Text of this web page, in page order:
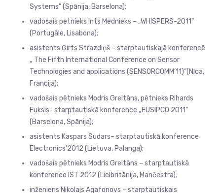
Systems” (Spānija, Barselona);
vadošais pētnieks Ints Mednieks – „WHISPERS-2011”
(Portugāle, Lisabona);
asistents Ģirts Strazdiņš – starptautiskajā konferencē
„ The Fifth International Conference on Sensor
Technologies and applications (SENSORCOMM’11)”(Nīca,
Francija);
vadošais pētnieks Modris Greitāns, pētnieks Rihards
Fuksis- starptautiskā konference „EUSIPCO 2011”
(Barselona, Spānija);
asistents Kaspars Sudars– starptautiskā konference
Electronics’2012 (Lietuva, Palanga);
vadošais pētnieks Modris Greitāns – starptautiskā
konference IST 2012 (Lielbritānija, Mančestra);
inženieris Nikolajs Agafonovs – starptautiskais